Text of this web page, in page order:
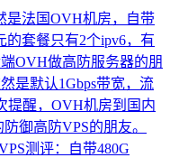
是法国OVH机房，自带
的套餐只有2个ipv6，有
OVH做高防服务器的朋
是默认1Gbps带宽，流
提醒，OVH机房到国内
御高防VPS的朋友。
测评：自带480G